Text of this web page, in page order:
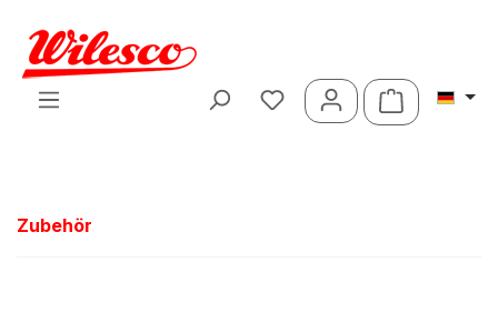
Zum Hauptinhalt springen
Zubehör